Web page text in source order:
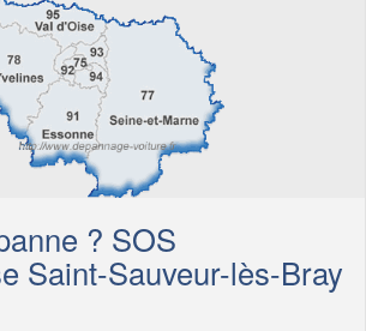
? SOS
Saint-Sauveur-lès-Bray